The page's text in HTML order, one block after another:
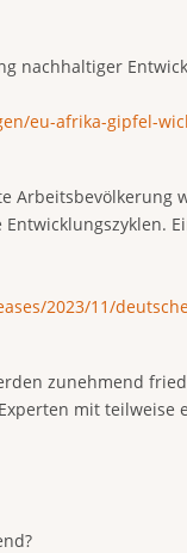
nachhaltiger
eu-afrika-gipfel-
Arbeitsbevölkerung
2023/11/
zunehmend
mit